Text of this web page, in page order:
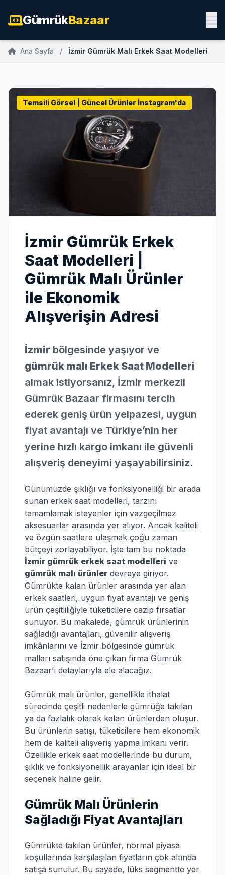
GümrükBazaar
Ana Sayfa / İzmir Gümrük Malı Erkek Saat Modelleri
Temsili Görsel | Güncel Ürünler İnstagram'da
İzmir Gümrük Erkek
Saat Modelleri |
Gümrük Malı Ürünler
ile Ekonomik
Alışverişin Adresi
İzmir bölgesinde yaşıyor ve
gümrük malı Erkek Saat Modelleri
almak istiyorsanız, İzmir merkezli
Gümrük Bazaar firmasını tercih
ederek geniş ürün yelpazesi, uygun
fiyat avantajı ve Türkiye’nin her
yerine hızlı kargo imkanı ile güvenli
alışveriş deneyimi yaşayabilirsiniz.
Günümüzde şıklığı ve fonksiyonelliği bir arada
sunan erkek saat modelleri, tarzını
tamamlamak isteyenler için vazgeçilmez
aksesuarlar arasında yer alıyor. Ancak kaliteli
ve özgün saatlere ulaşmak çoğu zaman
bütçeyi zorlayabiliyor. İşte tam bu noktada
İzmir gümrük erkek saat modelleri ve
gümrük malı ürünler devreye giriyor.
Gümrükte kalan ürünler arasında yer alan
erkek saatleri, uygun fiyat avantajı ve geniş
ürün çeşitliliğiyle tüketicilere cazip fırsatlar
sunuyor. Bu makalede, gümrük ürünlerinin
sağladığı avantajları, güvenilir alışveriş
imkânlarını ve İzmir bölgesinde gümrük
malları satışında öne çıkan firma Gümrük
Bazaar’ı detaylarıyla ele alacağız.
Gümrük malı ürünler, genellikle ithalat
sürecinde çeşitli nedenlerle gümrüğe takılan
ya da fazlalık olarak kalan ürünlerden oluşur.
Bu ürünlerin satışı, tüketicilere hem ekonomik
hem de kaliteli alışveriş yapma imkanı verir.
Özellikle erkek saat modellerinde bu durum,
şıklık ve fonksiyonellik arayanlar için ideal bir
seçenek haline gelir.
Gümrük Malı Ürünlerin
Sağladığı Fiyat Avantajları
Gümrükte takılan ürünler, normal piyasa
koşullarında karşılaşılan fiyatların çok altında
satışa sunulur. Bu sayede, lüks segmentte yer